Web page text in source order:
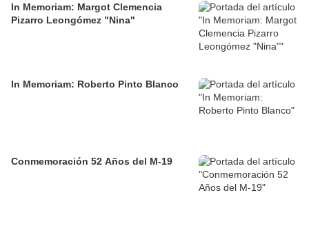
In Memoriam: Margot Clemencia
Pizarro Leongómez "Nina"
In Memoriam: Roberto Pinto Blanco
Conmemoración 52 Años del M-19